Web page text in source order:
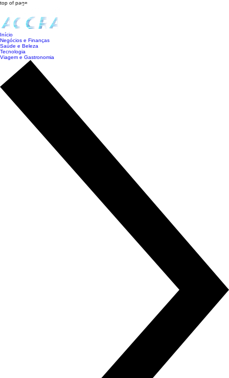
top of page
Início
Negócios e Finanças
Saúde e Beleza
Tecnologia
Viagem e Gastronomia